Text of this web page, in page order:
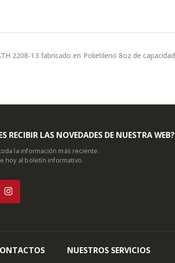
2208-13 fabricado en Polietileno 8oz de capacidad
RECIBIR LAS NOVEDADES DE NUESTRA WEB?
la información más reciente.
hoy al boletín informativo.
NUESTROS SERVICIOS